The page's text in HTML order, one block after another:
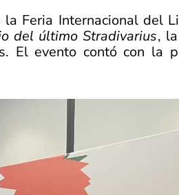
Feria Internacional del
del último Stradivarius,
El evento contó con la